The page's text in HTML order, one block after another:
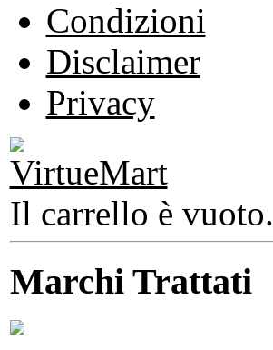
Condizioni
Disclaimer
Privacy
Il carrello è vuoto.
Marchi Trattati